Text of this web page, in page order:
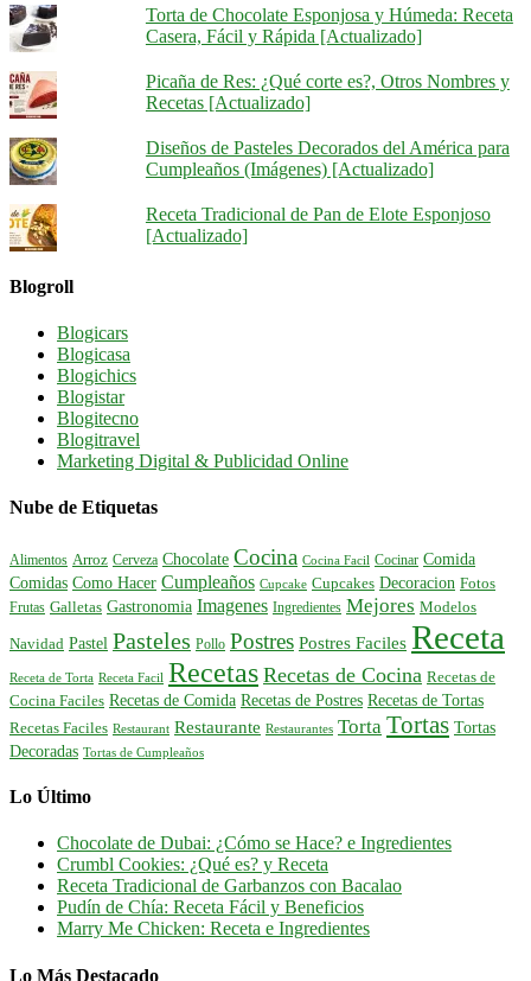
Torta de Chocolate Esponjosa y Húmeda: Receta
Casera, Fácil y Rápida [Actualizado]
Picaña de Res: ¿Qué corte es?, Otros Nombres y
Recetas [Actualizado]
Diseños de Pasteles Decorados del América para
Cumpleaños (Imágenes) [Actualizado]
Receta Tradicional de Pan de Elote Esponjoso
[Actualizado]
Blogroll
Blogicars
Blogicasa
Blogichics
Blogistar
Blogitecno
Blogitravel
Marketing Digital & Publicidad Online
Nube de Etiquetas
Alimentos Arroz Cerveza Chocolate Cocina Cocina Facil Cocinar Comida
Comidas Como Hacer Cumpleaños Cupcake Cupcakes Decoracion Fotos
Frutas Galletas Gastronomia Imagenes Ingredientes Mejores Modelos
Navidad Pastel Pasteles Pollo Postres Postres Faciles Receta
Receta de Torta Receta Facil Recetas Recetas de Cocina Recetas de
Cocina Faciles Recetas de Comida Recetas de Postres Recetas de Tortas
Recetas Faciles Restaurant Restaurante Restaurantes Torta Tortas Tortas
Decoradas Tortas de Cumpleaños
Lo Último
Chocolate de Dubai: ¿Cómo se Hace? e Ingredientes
Crumbl Cookies: ¿Qué es? y Receta
Receta Tradicional de Garbanzos con Bacalao
Pudín de Chía: Receta Fácil y Beneficios
Marry Me Chicken: Receta e Ingredientes
Lo Más Destacado